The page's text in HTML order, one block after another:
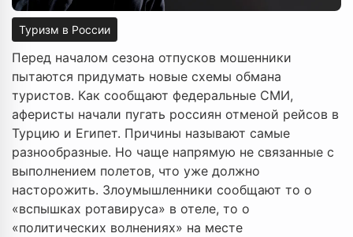
Туризм в России
Перед началом сезона отпусков мошенники
пытаются придумать новые схемы обмана
туристов. Как сообщают федеральные СМИ,
аферисты начали пугать россиян отменой рейсов в
Турцию и Египет. Причины называют самые
разнообразные. Но чаще напрямую не связанные с
выполнением полетов, что уже должно
насторожить. Злоумышленники сообщают то о
«вспышках ротавируса» в отеле, то о
«политических волнениях» на месте